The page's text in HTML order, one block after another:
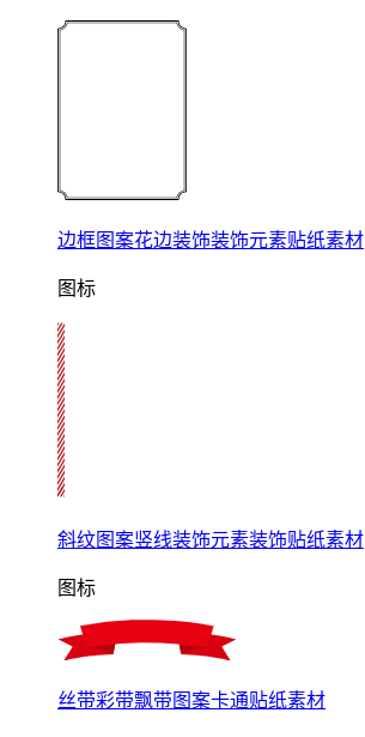
边框图案花边装饰装饰元素贴纸素材
图标
斜纹图案竖线装饰元素装饰贴纸素材
图标
丝带彩带飘带图案卡通贴纸素材